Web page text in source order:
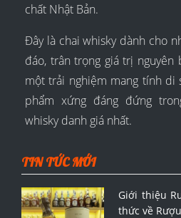
chất Nhật Bản.
Đây là chai whisky dành cho
đáo, trân trọng giá trị nguyên
một trải nghiệm mang tính di
phẩm xứng đáng đứng
whisky danh giá nhất.
TIN TỨC MỚI
Giới thiệu
thức về